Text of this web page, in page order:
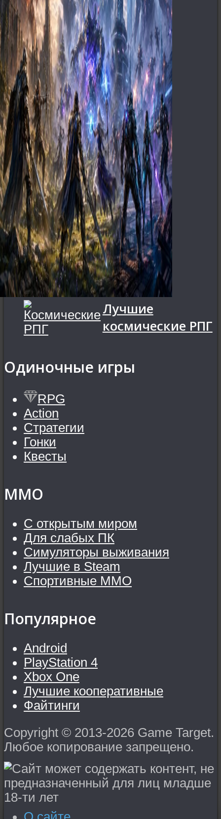
Лучшие
космические РПГ
Одиночные игры
RPG
Action
Стратегии
Гонки
Квесты
MMO
С открытым миром
Для слабых ПК
Симуляторы выживания
Лучшие в Steam
Спортивные MMO
Популярное
Android
PlayStation 4
Xbox One
Лучшие кооперативные
Файтинги
Copyright © 2013-2026 Game Target.
Любое копирование запрещено.